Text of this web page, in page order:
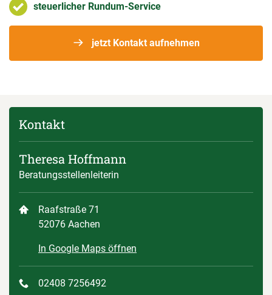
steuerlicher Rundum-Service
jetzt Kontakt aufnehmen
Kontakt
Theresa Hoffmann
Beratungsstellenleiterin
Raafstraße 71
52076 Aachen
In Google Maps öffnen
02408 7256492